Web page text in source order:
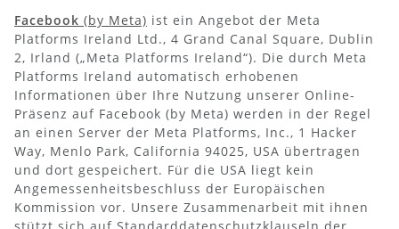
Facebook (by Meta) ist ein Angebot der Meta
Platforms Ireland Ltd., 4 Grand Canal Square, Dublin
2, Irland („Meta Platforms Ireland“). Die durch Meta
Platforms Ireland automatisch erhobenen
Informationen über Ihre Nutzung unserer Online-
Präsenz auf Facebook (by Meta) werden in der Regel
an einen Server der Meta Platforms, Inc., 1 Hacker
Way, Menlo Park, California 94025, USA übertragen
und dort gespeichert. Für die USA liegt kein
Angemessenheitsbeschluss der Europäischen
Kommission vor. Unsere Zusammenarbeit mit ihnen
stützt sich auf Standarddatenschutzklauseln der